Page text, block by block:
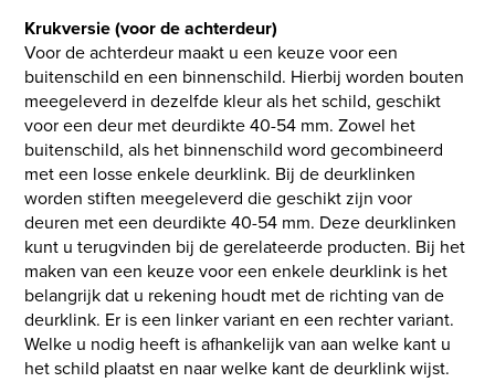
Krukversie (voor de achterdeur)
Voor de achterdeur maakt u een keuze voor een
buitenschild en een binnenschild. Hierbij worden bouten
meegeleverd in dezelfde kleur als het schild, geschikt
voor een deur met deurdikte 40-54 mm. Zowel het
buitenschild, als het binnenschild word gecombineerd
met een losse enkele deurklink. Bij de deurklinken
worden stiften meegeleverd die geschikt zijn voor
deuren met een deurdikte 40-54 mm. Deze deurklinken
kunt u terugvinden bij de gerelateerde producten. Bij het
maken van een keuze voor een enkele deurklink is het
belangrijk dat u rekening houdt met de richting van de
deurklink. Er is een linker variant en een rechter variant.
Welke u nodig heeft is afhankelijk van aan welke kant u
het schild plaatst en naar welke kant de deurklink wijst.